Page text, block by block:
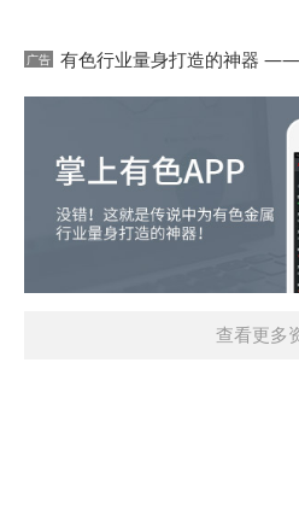
有色行业量身打造的神器
查看更多